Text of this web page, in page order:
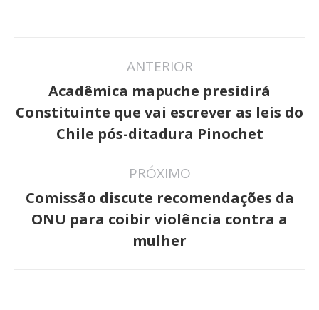
post:
ANTERIOR
Post
anterior:
Acadêmica mapuche presidirá
Constituinte que vai escrever as leis do
Chile pós-ditadura Pinochet
PRÓXIMO
Próximo
post:
Comissão discute recomendações da
ONU para coibir violência contra a
mulher